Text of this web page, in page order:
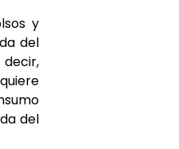
y
del
del